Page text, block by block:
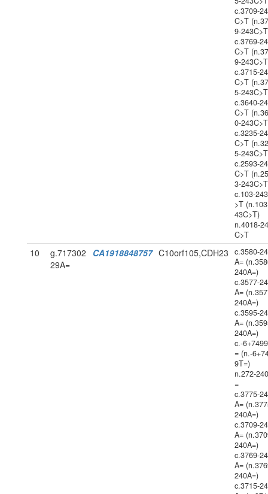
c.3709-
C>T
9-
c.3769-
C>T
9-
c.3715-
C>T
5-
c.3640-
C>T
0-
c.3235-
C>T
5-
c.2593-
C>T
3-
c.103-
>T
43C>T)
n.4018-
C>T
10
g.717302
29A=
CA1918848757 C10orf105,CDH23
c.3580-
A=
240A=)
c.3577-
A=
240A=)
c.3595-
A=
240A=)
c.-
= (n.-
9T=)
n.272-
=
c.3775-
A=
240A=)
c.3709-
A=
240A=)
c.3769-
A=
240A=)
c.3715-